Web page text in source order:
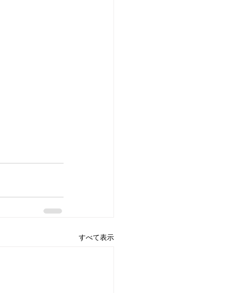
すべて表示